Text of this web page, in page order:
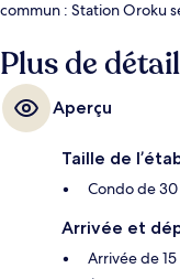
commun : Station Oroku
Plus de
Aperçu
Taille de
Condo de
Arrivée et
Arrivée de 15